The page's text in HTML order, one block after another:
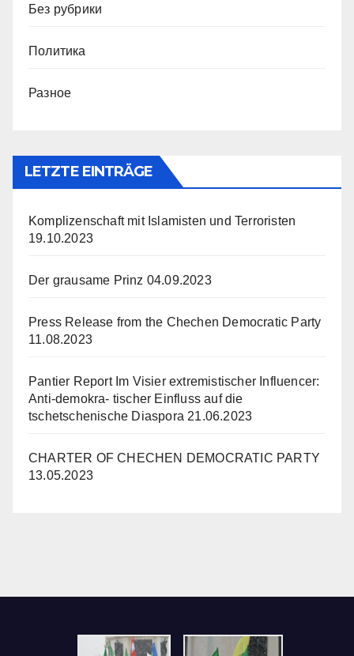
Без рубрики
Политика
Разное
LETZTE EINTRÄGE
Komplizenschaft mit Islamisten und Terroristen
19.10.2023
Der grausame Prinz 04.09.2023
Press Release from the Chechen Democratic Party
11.08.2023
Pantier Report Im Visier extremistischer Influencer:
Anti-demokra- tischer Einfluss auf die
tschetschenische Diaspora 21.06.2023
CHARTER OF CHECHEN DEMOCRATIC PARTY
13.05.2023